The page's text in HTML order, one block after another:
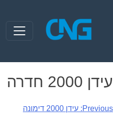
content
עידן 2000 חדרה
ניווט
Previous: עידן 2000 דימונה